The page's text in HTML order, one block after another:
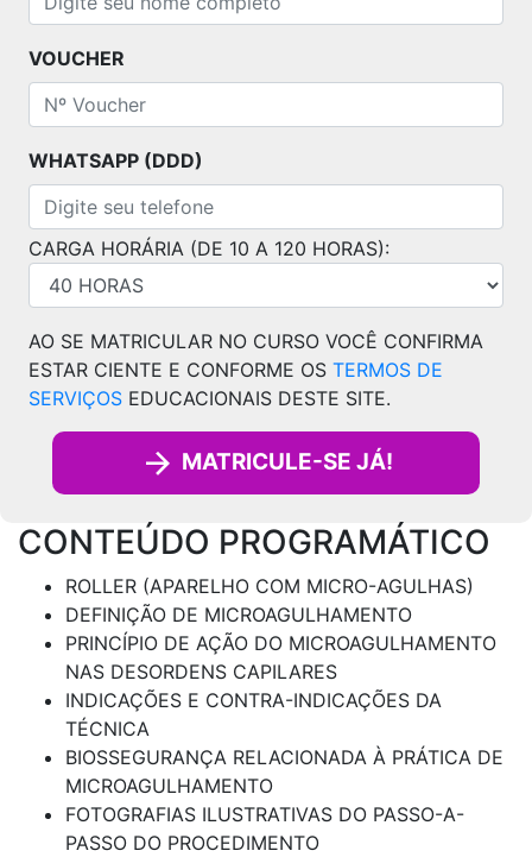
VOUCHER
WHATSAPP (DDD)
CARGA HORÁRIA (DE 10 A 120 HORAS):
AO SE MATRICULAR NO CURSO VOCÊ CONFIRMA
ESTAR CIENTE E CONFORME OS TERMOS DE
SERVIÇOS EDUCACIONAIS DESTE SITE.
MATRICULE-SE JÁ!
CONTEÚDO PROGRAMÁTICO
ROLLER (APARELHO COM MICRO-AGULHAS)
DEFINIÇÃO DE MICROAGULHAMENTO
PRINCÍPIO DE AÇÃO DO MICROAGULHAMENTO
NAS DESORDENS CAPILARES
INDICAÇÕES E CONTRA-INDICAÇÕES DA
TÉCNICA
BIOSSEGURANÇA RELACIONADA À PRÁTICA DE
MICROAGULHAMENTO
FOTOGRAFIAS ILUSTRATIVAS DO PASSO-A-
PASSO DO PROCEDIMENTO